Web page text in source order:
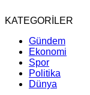
KATEGORİLER
Gündem
Ekonomi
Spor
Politika
Dünya